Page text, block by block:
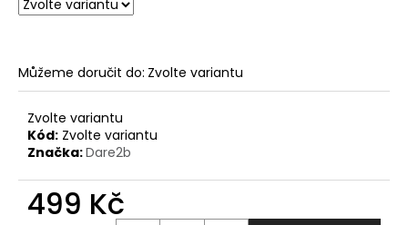
Můžeme doručit do: Zvolte variantu
Zvolte variantu
Kód: Zvolte variantu
Značka:Dare2b
499 Kč
o
p
u
č
u